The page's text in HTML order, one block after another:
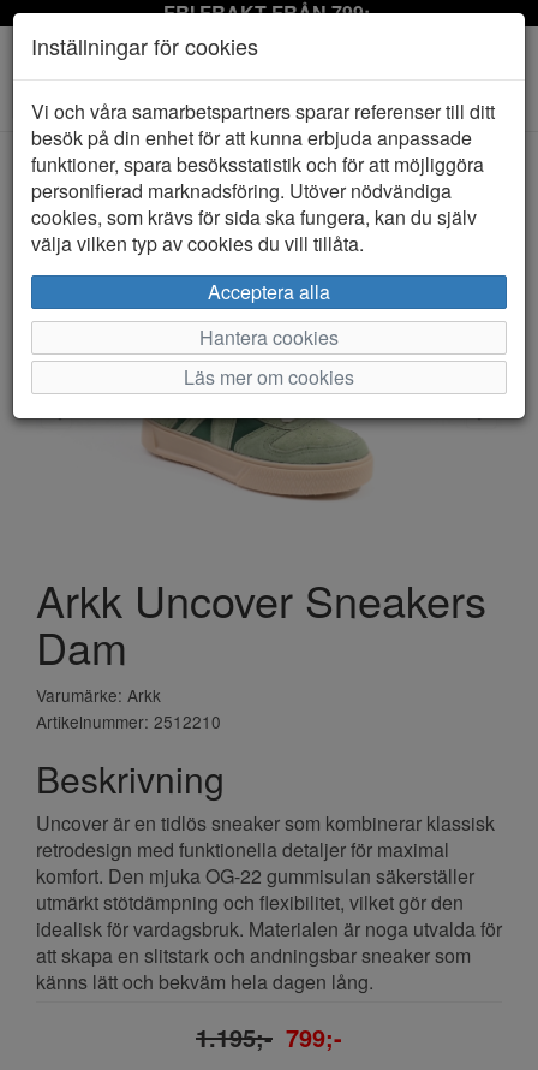
FRI FRAKT FRÅN 799:-
Toggle
navigation
HEM ARKK
Arkk Uncover Sneakers
Dam
Varumärke: Arkk
Artikelnummer: 2512210
Beskrivning
Uncover är en tidlös sneaker som kombinerar klassisk
retrodesign med funktionella detaljer för maximal
komfort. Den mjuka OG-22 gummisulan säkerställer
utmärkt stötdämpning och flexibilitet, vilket gör den
idealisk för vardagsbruk. Materialen är noga utvalda för
att skapa en slitstark och andningsbar sneaker som
känns lätt och bekväm hela dagen lång.
1.195;- 799;-
Inställningar för cookies
Vi och våra samarbetspartners sparar referenser till ditt
besök på din enhet för att kunna erbjuda anpassade
funktioner, spara besöksstatistik och för att möjliggöra
personifierad marknadsföring. Utöver nödvändiga
cookies, som krävs för sida ska fungera, kan du själv
välja vilken typ av cookies du vill tillåta.
Acceptera alla
Hantera cookies
Läs mer om cookies